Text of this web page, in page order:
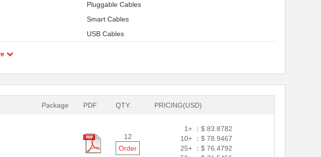
Pluggable Cables
Smart Cables
USB Cables
Package PDF QTY. PRICING(USD)
12
Order
1+ ：$ 83.8782
10+ ：$ 78.9467
25+ ：$ 76.4792